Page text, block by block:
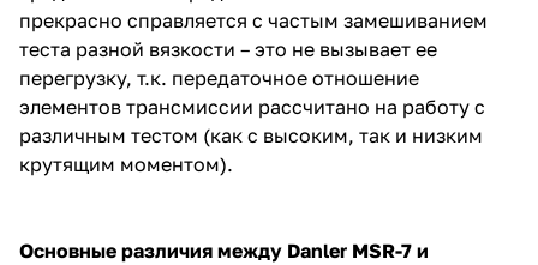
прекрасно справляется с частым замешиванием
теста разной вязкости – это не вызывает ее
перегрузку, т.к. передаточное отношение
элементов трансмиссии рассчитано на работу с
различным тестом (как с высоким, так и низким
крутящим моментом).
Основные различия между Danler MSR-7 и